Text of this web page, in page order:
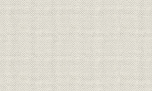
セメント会社の委任経営
進出と大同洋灰股〓[にんべん+分]有限公司の設立
浅野セメント株式会社の創立
大陸進出と太原、広東両工場の委任経営
ト部工場新設、カートリット部の分離